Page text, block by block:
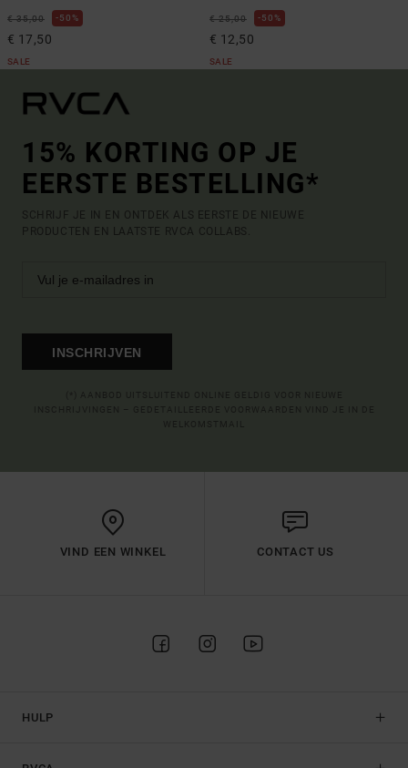
€ 35,00 50%
€ 17,50
SALE
€ 25,00 50%
€ 12,50
SALE
15% KORTING OP JE
EERSTE BESTELLING*
SCHRIJF JE IN EN ONTDEK ALS EERSTE DE NIEUWE
PRODUCTEN EN LAATSTE RVCA COLLABS.
INSCHRIJVEN
VIND EEN WINKEL CONTACT US
HULP